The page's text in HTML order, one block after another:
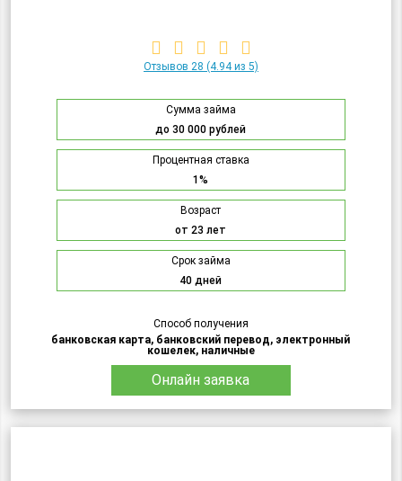
Отзывов 28 (4.94 из 5)
Сумма займа
до 30 000 рублей
Процентная ставка
1%
Возраст
от 23 лет
Срок займа
40 дней
Способ получения
банковская карта, банковский перевод, электронный
кошелек, наличные
Онлайн заявка